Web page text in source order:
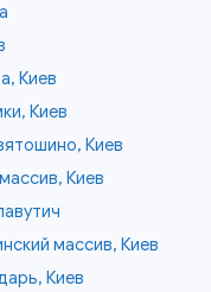
Киев
Киев
Киев
Киев
массив, Киев
Киев